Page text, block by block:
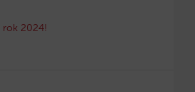
rok 2024!